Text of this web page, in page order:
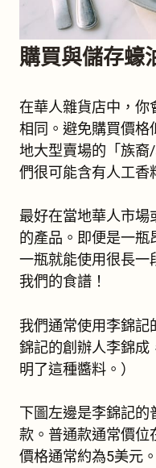
購買與儲存蠔
在華人雜貨店中，你
相同。避免購買價格
地大型賣場的「族裔
們很可能含有人工香
最好在當地華人市場
的產品。即便是一瓶
一瓶就能使用很長一
我們的食譜！
我們通常使用李錦記
錦記的創辦人李錦成
明了這種醬料。）
下圖左邊是李錦記的
款。普通款通常價位
價格通常約為5美元。